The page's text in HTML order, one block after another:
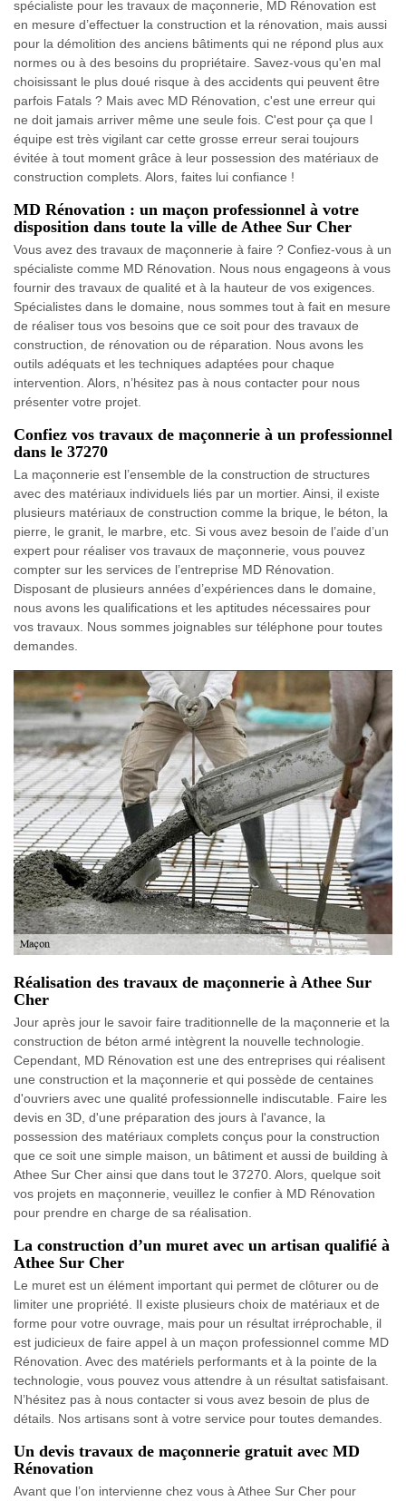
spécialiste pour les travaux de maçonnerie, MD Rénovation est
en mesure d’effectuer la construction et la rénovation, mais aussi
pour la démolition des anciens bâtiments qui ne répond plus aux
normes ou à des besoins du propriétaire. Savez-vous qu'en mal
choisissant le plus doué risque à des accidents qui peuvent être
parfois Fatals ? Mais avec MD Rénovation, c'est une erreur qui
ne doit jamais arriver même une seule fois. C'est pour ça que l
équipe est très vigilant car cette grosse erreur serai toujours
évitée à tout moment grâce à leur possession des matériaux de
construction complets. Alors, faites lui confiance !
MD Rénovation : un maçon professionnel à votre
disposition dans toute la ville de Athee Sur Cher
Vous avez des travaux de maçonnerie à faire ? Confiez-vous à un
spécialiste comme MD Rénovation. Nous nous engageons à vous
fournir des travaux de qualité et à la hauteur de vos exigences.
Spécialistes dans le domaine, nous sommes tout à fait en mesure
de réaliser tous vos besoins que ce soit pour des travaux de
construction, de rénovation ou de réparation. Nous avons les
outils adéquats et les techniques adaptées pour chaque
intervention. Alors, n’hésitez pas à nous contacter pour nous
présenter votre projet.
Confiez vos travaux de maçonnerie à un professionnel
dans le 37270
La maçonnerie est l’ensemble de la construction de structures
avec des matériaux individuels liés par un mortier. Ainsi, il existe
plusieurs matériaux de construction comme la brique, le béton, la
pierre, le granit, le marbre, etc. Si vous avez besoin de l’aide d’un
expert pour réaliser vos travaux de maçonnerie, vous pouvez
compter sur les services de l’entreprise MD Rénovation.
Disposant de plusieurs années d’expériences dans le domaine,
nous avons les qualifications et les aptitudes nécessaires pour
vos travaux. Nous sommes joignables sur téléphone pour toutes
demandes.
Réalisation des travaux de maçonnerie à Athee Sur
Cher
Jour après jour le savoir faire traditionnelle de la maçonnerie et la
construction de béton armé intègrent la nouvelle technologie.
Cependant, MD Rénovation est une des entreprises qui réalisent
une construction et la maçonnerie et qui possède de centaines
d'ouvriers avec une qualité professionnelle indiscutable. Faire les
devis en 3D, d'une préparation des jours à l'avance, la
possession des matériaux complets conçus pour la construction
que ce soit une simple maison, un bâtiment et aussi de building à
Athee Sur Cher ainsi que dans tout le 37270. Alors, quelque soit
vos projets en maçonnerie, veuillez le confier à MD Rénovation
pour prendre en charge de sa réalisation.
La construction d’un muret avec un artisan qualifié à
Athee Sur Cher
Le muret est un élément important qui permet de clôturer ou de
limiter une propriété. Il existe plusieurs choix de matériaux et de
forme pour votre ouvrage, mais pour un résultat irréprochable, il
est judicieux de faire appel à un maçon professionnel comme MD
Rénovation. Avec des matériels performants et à la pointe de la
technologie, vous pouvez vous attendre à un résultat satisfaisant.
N’hésitez pas à nous contacter si vous avez besoin de plus de
détails. Nos artisans sont à votre service pour toutes demandes.
Un devis travaux de maçonnerie gratuit avec MD
Rénovation
Avant que l’on intervienne chez vous à Athee Sur Cher pour